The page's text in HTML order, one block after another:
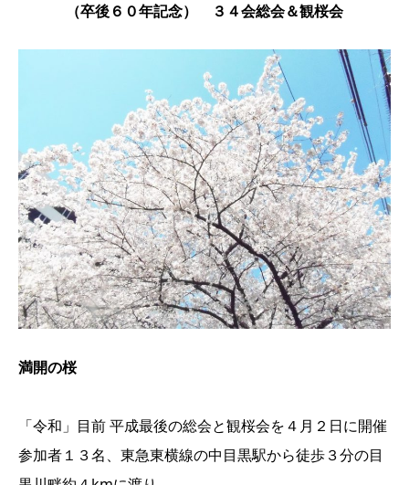
（卒後６０年記念） ３４会総会＆観桜会
満開の桜
「令和」目前 平成最後の総会と観桜会を４月２日に開催
参加者１３名、東急東横線の中目黒駅から徒歩３分の目